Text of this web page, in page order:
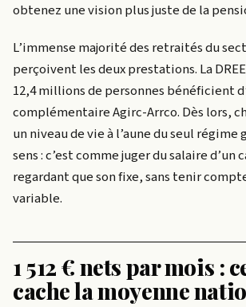
obtenez une vision plus juste de la
L’immense majorité des retraités du
perçoivent les deux prestations. La
12,4 millions de personnes bénéficient
complémentaire Agirc-Arrco. Dès lors,
un niveau de vie à l’aune du seul régime
sens : c’est comme juger du salaire d’un
regardant que son fixe, sans tenir
variable.
1 512 € nets par mois :
cache la moyenne